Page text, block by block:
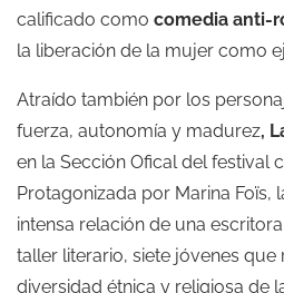
calificado como comedia anti-
la liberación de la mujer como
Atraído también por los
fuerza, autonomía y madurez,
en la Sección Ofical del festival
Protagonizada por Marina Foïs,
intensa relación de una
taller literario, siete jóvenes que
diversidad étnica y religiosa de